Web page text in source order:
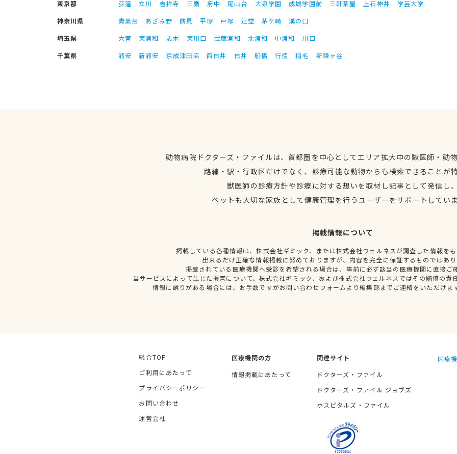
東京都 荻窪 立川 吉祥寺 三鷹 府中 尾山台 大泉学園 成城学園前 三軒茶屋 上石神井
学芸大学
神奈川県
青葉台 あざみ野 鶴見 平塚 戸塚 辻堂 茅ケ崎
溝の口
埼玉県
大宮 東浦和 志木 東川口 武蔵浦和 北浦和 中浦和
川口
千葉県
浦安 新浦安 京成津田沼 西白井 白井 船橋 行徳 稲毛 新鎌ヶ谷
動物病院ドクターズ・ファイルは、首都圏を中心としてエリア拡大中の獣医師・動
路線・駅・行政区だけでなく、診療可能な動物からも検索できることが
獣医師の診療方針や診療に対する想いを取材し記事として発信し
ペットも大切な家族として健康管理を行うユーザーをサポートしてい
掲載情報について
掲載している各種情報は、株式会社ギミック、または株式会社ウェルネスが調査した情報を
出来るだけ正確な情報掲載に努めておりますが、内容を完全に保証するものではあ
掲載されている医療機関へ受診を希望される場合は、事前に必ず該当の医療機関に直接ご
当サービスによって生じた損害について、株式会社ギミック、および株式会社ウェルネスではその賠償の責
情報に誤りがある場合には、お手数ですがお問い合わせフォームより編集部までご連絡をいただけま
総合TOP
ご利用にあたって
プライバシーポリシー
お問い合わせ
運営会社
医療機関の方
情報掲載にあたって
関連サイト
ドクターズ・ファイル
ドクターズ・ファイル ジョブズ
ホスピタルズ・ファイル
医療